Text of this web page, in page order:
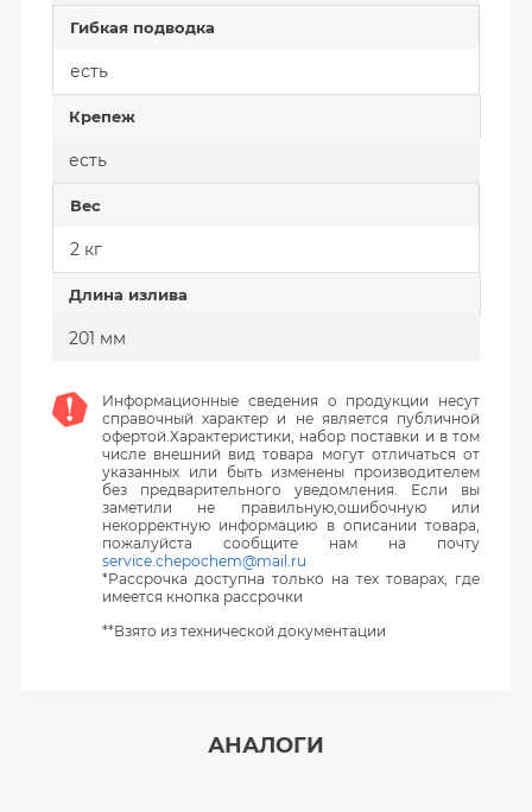
Гибкая подводка
есть
Крепеж
есть
Вес
2 кг
Длина излива
201 мм
Информационные сведения о продукции несут
справочный характер и не является публичной
офертой.Характеристики, набор поставки и в том
числе внешний вид товара могут отличаться от
указанных или быть изменены производителем
без предварительного уведомления. Если вы
заметили не правильную,ошибочную или
некорректную информацию в описании товара,
пожалуйста сообщите нам на почту
service.chepochem@mail.ru
*Рассрочка доступна только на тех товарах, где
имеется кнопка рассрочки
**Взято из технической документации
АНАЛОГИ